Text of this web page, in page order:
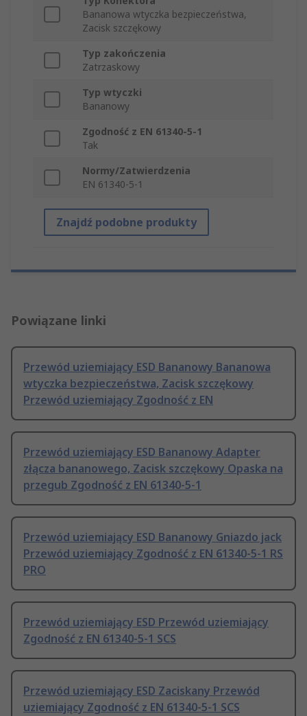
Bananowa wtyczka bezpieczeństwa,
Zacisk szczękowy
Typ zakończenia
Zatrzaskowy
Typ wtyczki
Bananowy
Zgodność z EN 61340-5-1
Tak
Normy/Zatwierdzenia
EN 61340-5-1
Znajdź podobne produkty
Powiązane linki
Przewód uziemiający ESD Bananowy Bananowa
wtyczka bezpieczeństwa, Zacisk szczękowy
Przewód uziemiający Zgodność z EN
Przewód uziemiający ESD Bananowy Adapter
złącza bananowego, Zacisk szczękowy Opaska na
przegub Zgodność z EN 61340-5-1
Przewód uziemiający ESD Bananowy Gniazdo jack
Przewód uziemiający Zgodność z EN 61340-5-1 RS
PRO
Przewód uziemiający ESD Przewód uziemiający
Zgodność z EN 61340-5-1 SCS
Przewód uziemiający ESD Zaciskany Przewód
uziemiający Zgodność z EN 61340-5-1 SCS